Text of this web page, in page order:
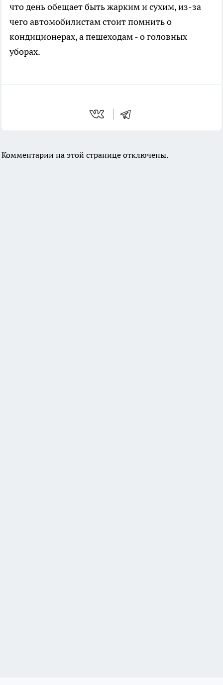
что день обещает быть жарким и сухим, из-за
чего автомобилистам стоит помнить о
кондиционерах, а пешеходам - о головных
уборах.
Комментарии на этой странице отключены.